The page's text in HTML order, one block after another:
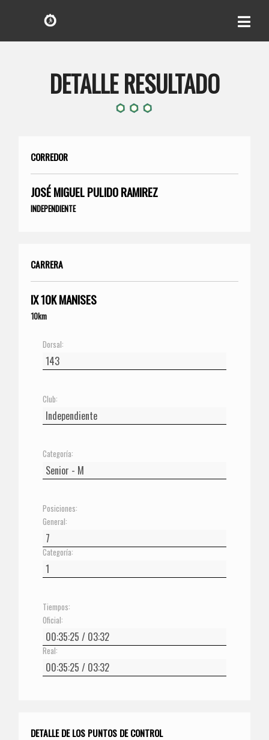
DETALLE RESULTADO
CORREDOR
JOSÉ MIGUEL PULIDO RAMIREZ
INDEPENDIENTE
CARRERA
IX 10K MANISES
10km
Dorsal:
Club:
Categoría:
Posiciones:
General:
Categoría:
Tiempos:
Oficial:
Real:
DETALLE DE LOS PUNTOS DE CONTROL